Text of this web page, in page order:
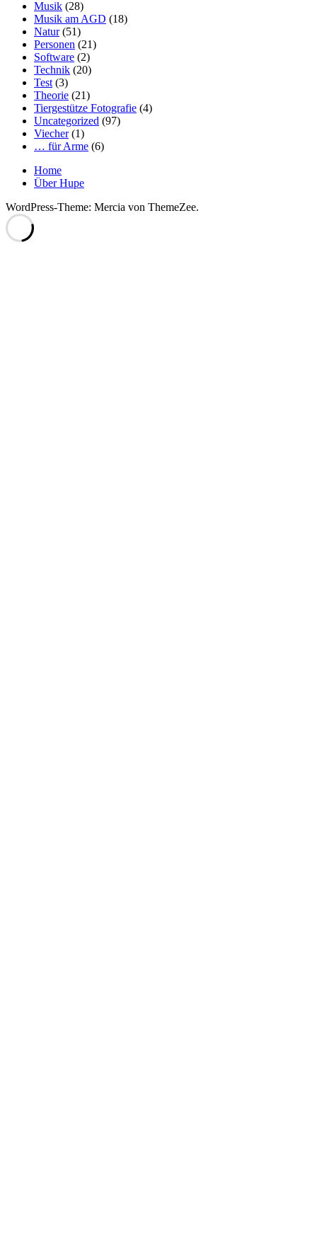
Musik (28)
Musik am AGD (18)
Natur(51)
Personen (21)
Software (2)
Technik (20)
Test (3)
Theorie (21)
Tiergestütze Fotografie (4)
Uncategorized (97)
Viecher(1)
… für Arme (6)
Home
Über Hupe
WordPress-Theme: Mercia von ThemeZee.